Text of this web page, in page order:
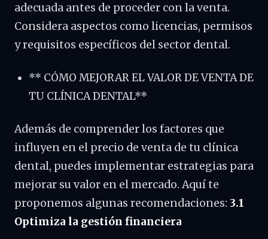
adecuada antes de proceder con la venta.
Considera aspectos como licencias, permisos
y requisitos específicos del sector dental.
** CÓMO MEJORAR EL VALOR DE VENTA DE
TU CLÍNICA DENTAL**
Además de comprender los factores que
influyen en el precio de venta de tu clínica
dental, puedes implementar estrategias para
mejorar su valor en el mercado. Aquí te
proponemos algunas recomendaciones: 3.1
Optimiza la gestión financiera